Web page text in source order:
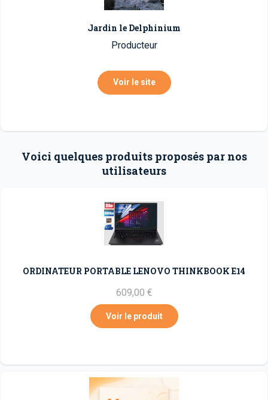
Jardin le Delphinium
Producteur
Voir le site
Voici quelques produits proposés par nos
utilisateurs
ORDINATEUR PORTABLE LENOVO THINKBOOK E14
609,00 €
Voir le produit